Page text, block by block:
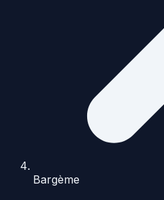
Bargème